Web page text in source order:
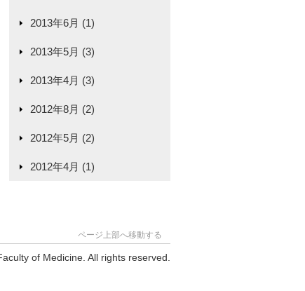
2013年6月 (1)
2013年5月 (3)
2013年4月 (3)
2012年8月 (2)
2012年5月 (2)
2012年4月 (1)
ページ上部へ移動する
of Medicine. All rights reserved.